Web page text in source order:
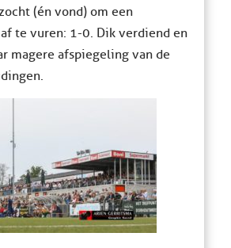
(én vond) om een
te vuren: 1-0. Dik verdiend en
magere afspiegeling van de